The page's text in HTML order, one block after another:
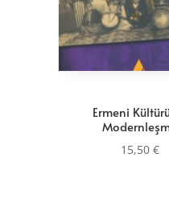
Ermeni
15,50 €